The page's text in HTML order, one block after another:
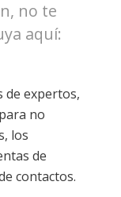
no te
aquí:
de expertos,
no
los
de
contactos.